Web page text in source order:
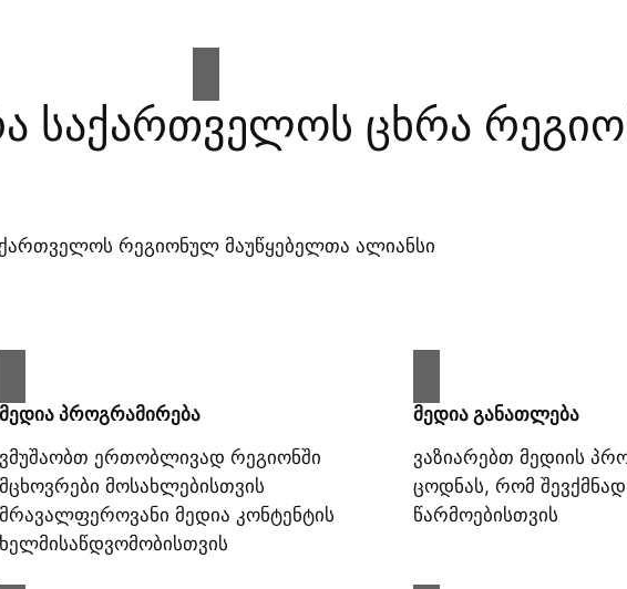
საქართველოს ცხრა
რეგიონულ მაუწყებელთა ალიანსი
მედია პროგრამირება
ვმუშაობთ ერთობლივად რეგიონში
მცხოვრები მოსახლებისთვის
მრავალფეროვანი მედია კონტენტის
ხელმისაწდვომობისთვის
მედია განათლება
ვაზიარებთ მედიის
ცოდნას, რომ
წარმოებისთვის